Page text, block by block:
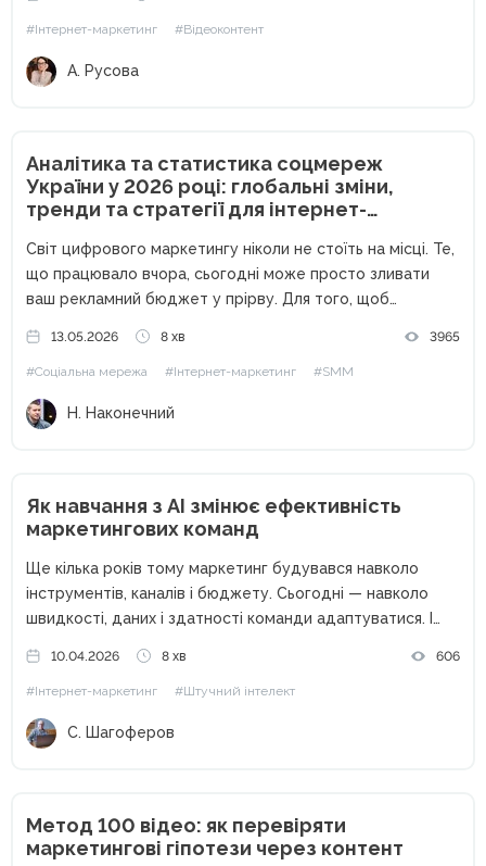
мудборду. А також — як підготувати команду, реквізит,
локацію, не витративши...
#Інтернет-маркетинг #Відеоконтент
А. Русова
Аналітика та статистика соцмереж
України у 2026 році: глобальні зміни,
тренди та стратегії для інтернет-
Світ цифрового маркетингу ніколи не стоїть на місці. Те,
що працювало вчора, сьогодні може просто зливати
ваш рекламний бюджет у прірву. Для того, щоб
ліди та масштабувати бізнес, інтернет-маркетологу
критично важливо тримати руку на пульсі статистичних...
13.05.2026 8 хв 3965
#Соціальна мережа #Інтернет-маркетинг #SMM
Н. Наконечний
Як навчання з AI змінює ефективність
маркетингових команд
Ще кілька років тому маркетинг будувався навколо
інструментів, каналів і бюджету. Сьогодні — навколо
швидкості, даних і здатності команди адаптуватися. І
вже не виглядає як «експеримент» або «цікава
новинка». У багатьох...
10.04.2026 8 хв 606
#Інтернет-маркетинг #Штучний інтелект
С. Шагоферов
Метод 100 відео: як перевіряти
маркетингові гіпотези через контент